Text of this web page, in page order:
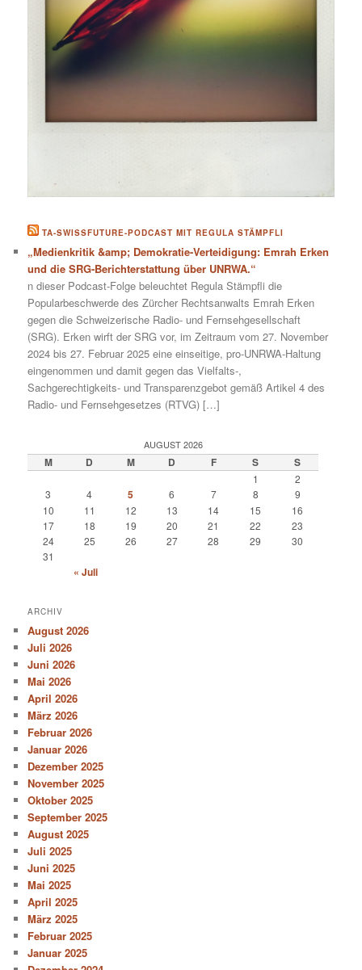
TA-SWISSFUTURE-PODCAST MIT REGULA STÄMPFLI
„Medienkritik &amp; Demokratie-Verteidigung: Emrah Erken
und die SRG-Berichterstattung über UNRWA.“
n dieser Podcast-Folge beleuchtet Regula Stämpfli die
Popularbeschwerde des Zürcher Rechtsanwalts Emrah Erken
gegen die Schweizerische Radio- und Fernsehgesellschaft
(SRG). Erken wirft der SRG vor, im Zeitraum vom 27. November
2024 bis 27. Februar 2025 eine einseitige, pro-UNRWA-Haltung
eingenommen und damit gegen das Vielfalts-,
Sachgerechtigkeits- und Transparenzgebot gemäß Artikel 4 des
Radio- und Fernsehgesetzes (RTVG) […]
AUGUST 2026
M D M D F S S
1
2
3
4 5 6 7 8
9
10
11 12 13 14 15
16
17
18 19 20 21 22
23
24
25 26 27 28 29
30
31
« Juli
ARCHIV
August 2026
Juli 2026
Juni 2026
Mai 2026
April 2026
März 2026
Februar 2026
Januar 2026
Dezember 2025
November 2025
Oktober 2025
September 2025
August 2025
Juli 2025
Juni 2025
Mai 2025
April 2025
März 2025
Februar 2025
Januar 2025